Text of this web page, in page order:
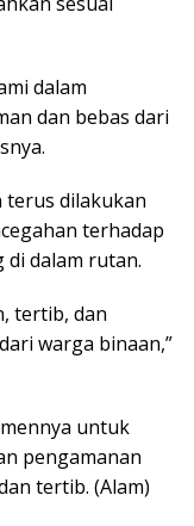
dalam
dan bebas dari
terus dilakukan
terhadap
dalam rutan.
tertib, dan
warga binaan,”
untuk
pengamanan
tertib. (Alam)